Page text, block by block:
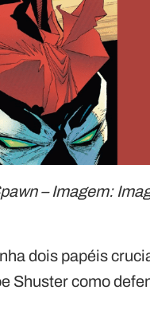
– Imagem:
dois papéis
Shuster como